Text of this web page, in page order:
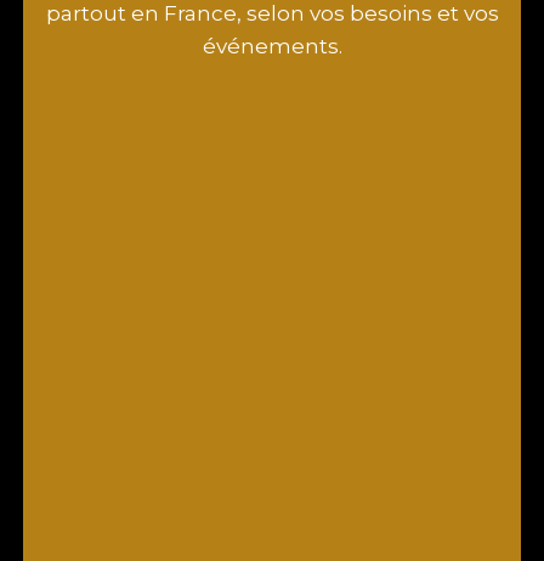
partout en France, selon vos besoins et vos
événements.